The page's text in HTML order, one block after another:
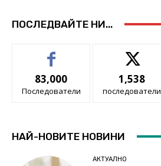
ПОСЛЕДВАЙТЕ НИ...
83,000
Последователи
1,538
последователи
НАЙ-НОВИТЕ НОВИНИ
АКТУАЛНО